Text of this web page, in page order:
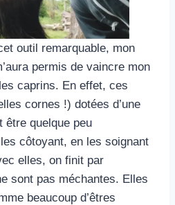
outil remarquable, mon
permis de vaincre mon
caprins. En effet, ces
cornes !) dotées d’une
être quelque peu
côtoyant, en les soignant
elles, on finit par
sont pas méchantes. Elles
beaucoup d’êtres